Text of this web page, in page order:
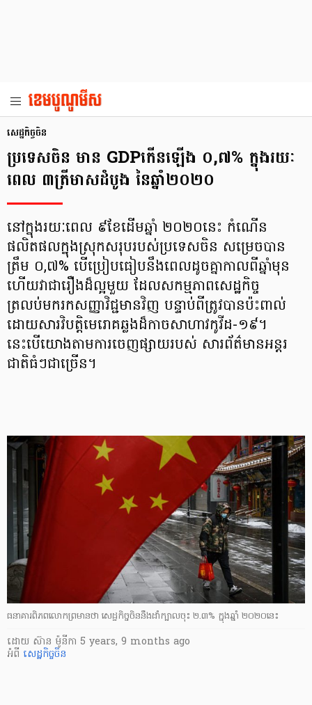
សេដ្ឋកិច្ចចិន
ប្រទេសចិន មាន GDPកើនឡើង ០,៧% ក្នុងរយៈ
ពេល ៣ត្រីមាសដំបូង នៃឆ្នាំ២០២០
នៅក្នុងរយៈពេល ៩ខែដើមឆ្នាំ ២០២០នេះ កំណើន
ផលិតផលក្នុងស្រុកសរុបរបស់ប្រទេសចិន សម្រេចបាន
ត្រឹម ០,៧% បើប្រៀបធៀបនឹងពេលដូចគ្នាកាលពីឆ្នាំមុន
ហើយវាជារឿងដ៏ល្អមួយ ដែលសកម្មភាពសេដ្ឋកិច្ច
ត្រលប់មករកសញ្ញាវិជ្ជមានវិញ បន្ទាប់ពីត្រូវបានប៉ះពាល់
ដោយសារវិបត្តិមេរោគឆ្លងដ៏កាចសាហាវកូវីដ-១៩។
នេះបើយោងតាមការចេញផ្សាយរបស់ សារព័ត៌មានអន្តរ
ជាតិធំៗជាច្រើន។
ធនាគារពិភពលោកព្រមានថា សេដ្ឋកិច្ចចិននឹងដាំក្បាលចុះ ២.៣% ក្នុងឆ្នាំ ២០២០នេះ
ដោយ ស៊ាន ម៉ូនីកា 5 years, 9 months ago
អំពី សេដ្ឋកិច្ចចិន